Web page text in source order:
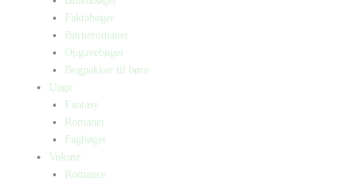
Faktabøger
Børneromaner
Opgavebøger
Bogpakker til børn
Unge
Fantasy
Romaner
Fagbøger
Voksne
Romance